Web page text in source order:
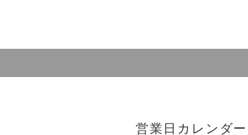
営業日カレンダー